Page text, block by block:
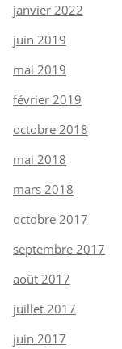
janvier 2022
juin 2019
mai 2019
février 2019
octobre 2018
mai 2018
mars 2018
octobre 2017
septembre 2017
août 2017
juillet 2017
juin 2017